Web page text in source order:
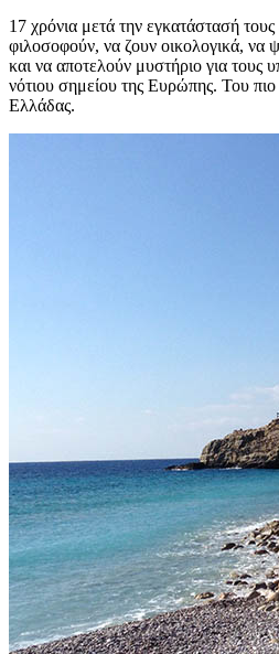
17 χρόνια μετά την εγκατάστασή τους
φιλοσοφούν, να ζουν οικολογικά, να
και να αποτελούν μυστήριο για τους
νότιου σημείου της Ευρώπης. Του
Ελλάδας.